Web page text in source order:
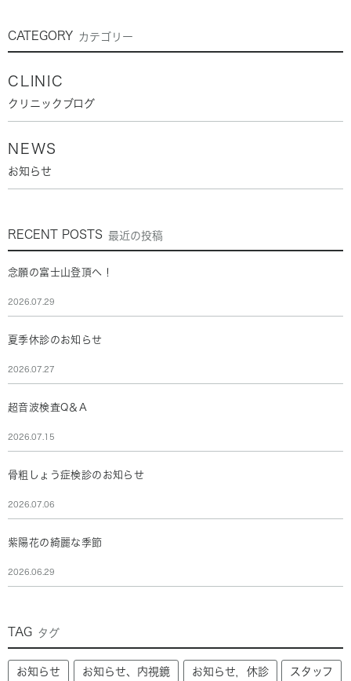
CATEGORY カテゴリー
CLINIC
クリニックブログ
NEWS
お知らせ
RECENT POSTS 最近の投稿
念願の富士山登頂へ！
2026.07.29
夏季休診のお知らせ
2026.07.27
超音波検査Q＆A
2026.07.15
骨粗しょう症検診のお知らせ
2026.07.06
紫陽花の綺麗な季節
2026.06.29
TAG タグ
お知らせ お知らせ、内視鏡 お知らせ，休診 スタッフ